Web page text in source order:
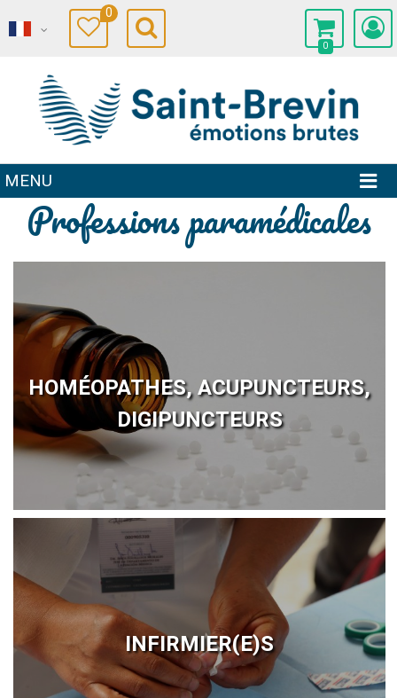
0
0
MENU
Professions paramédicales
HOMÉOPATHES, ACUPUNCTEURS,
DIGIPUNCTEURS
INFIRMIER(E)S